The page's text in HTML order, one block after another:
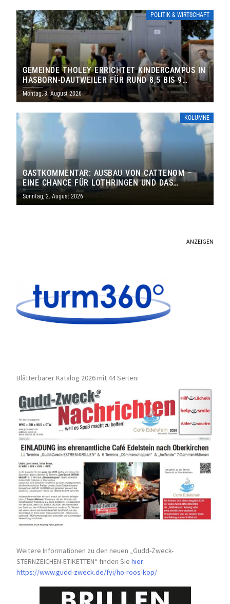
POLITIK & WIRTSCHAFT
GEMEINDE THOLEY ERRICHTET KINDERCAMPUS IN
HASBORN-DAUTWEILER FÜR RUND 8,5 BIS 9
MILLIONEN EURO
Montag, 3. August 2026
KOLUMNE
GASTKOMMENTAR: AUSBAU VON CATTENOM –
EINE CHANCE FÜR LOTHRINGEN UND DAS
SAARLAND
Sonntag, 2. August 2026
ANZEIGEN
Blätterbarer Katalog 2026 mit 44 Seiten:
Weitere Informationen zu den neuen „Gudd-Zweck-
STERNZEICHEN-ETIKETTEN“ finden Siehier:
https://www.gudd-zweck.de/fyi/ho-roos-kop/